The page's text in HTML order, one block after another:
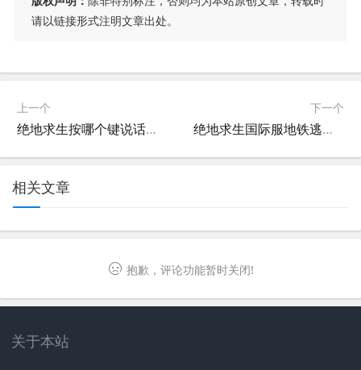
请以链接形式注明文章出处。
上一个
绝地求生按哪个键说话？轻松掌握团队沟通技巧-绝地求生游戏中如何快速设置语音按键
下一个
绝地求生国际服地铁逃生登录指南-如何成功登录绝地求生国际服地铁逃生
相关文章
抱歉，评论功能暂时关闭!
关于本站